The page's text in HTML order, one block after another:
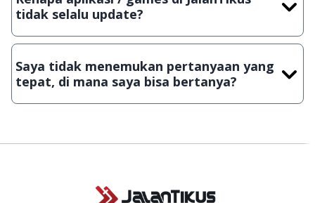
Lampiran File instalasi / (APK) jika Android
tidak selalu update?
Demi menjaga kualitas aplikasi dan games yang ada di
download secara manual, sehingga kuota sebesar ribuan
aplikasi & games tidak dapat tercapai dalam waktu yang
singkat.
Saya tidak menemukan pertanyaan yang
tepat, di mana saya bisa bertanya?
Kami dengan senang hati menjawab setiap pertanyaan yang